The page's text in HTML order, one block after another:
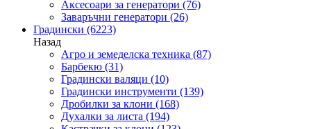
Аксесоари за генератори (76)
Заваръчни генератори (26)
Градински (6223)
Назад
Агро и земеделска техника (87)
Барбекю (31)
Градински валяци (10)
Градински инструменти (139)
Дробилки за клони (168)
Духалки за листа (194)